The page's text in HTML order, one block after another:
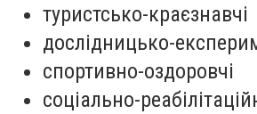
туристсько-краєзнавчі
дослідницько-
спортивно-оздоровчі
соціально-